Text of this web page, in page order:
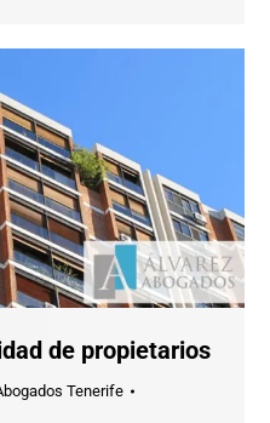
de propietarios
Tenerife